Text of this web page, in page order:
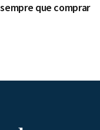
que comprar